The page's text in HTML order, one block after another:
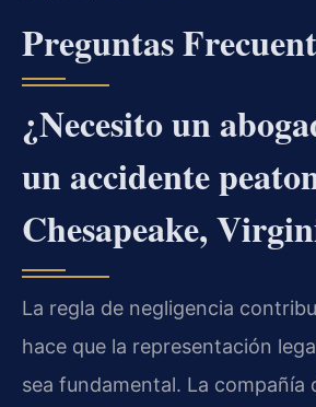
Preguntas
¿Necesito un
un accidente
Chesapeake,
La regla de negligencia
hace que la representación
sea fundamental. La compañía